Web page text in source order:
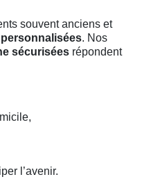
souvent anciens et
. Nos
sécurisées répondent
l’avenir.